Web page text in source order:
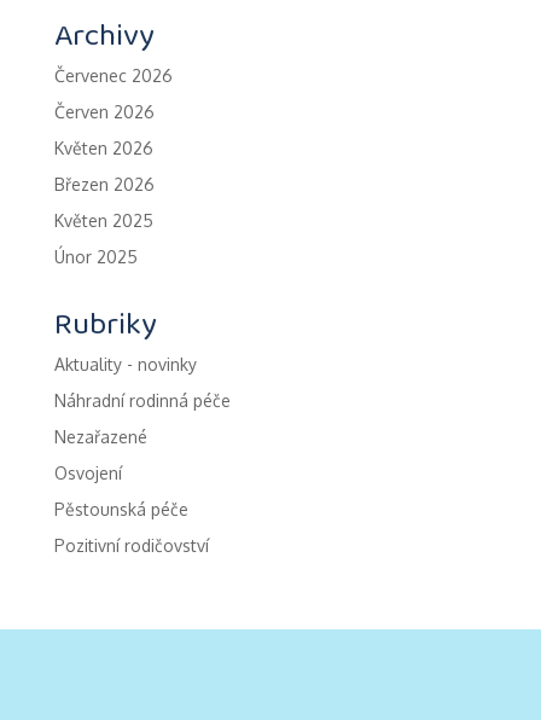
Archivy
Červenec 2026
Červen 2026
Květen 2026
Březen 2026
Květen 2025
Únor 2025
Rubriky
Aktuality - novinky
Náhradní rodinná péče
Nezařazené
Osvojení
Pěstounská péče
Pozitivní rodičovství